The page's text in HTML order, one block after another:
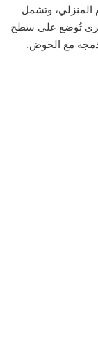
المنزلي، وتشمل
تُوضع على سطح
مع الحوض.